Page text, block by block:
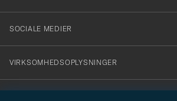
SOCIALE MEDIER
VIRKSOMHEDSOPLYSNINGER